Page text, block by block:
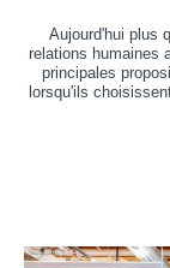
Aujourd'hui plus
relations humaines
principales
lorsqu'ils